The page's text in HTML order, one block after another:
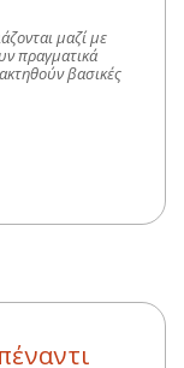
μαζί με
πραγματικά
βασικές